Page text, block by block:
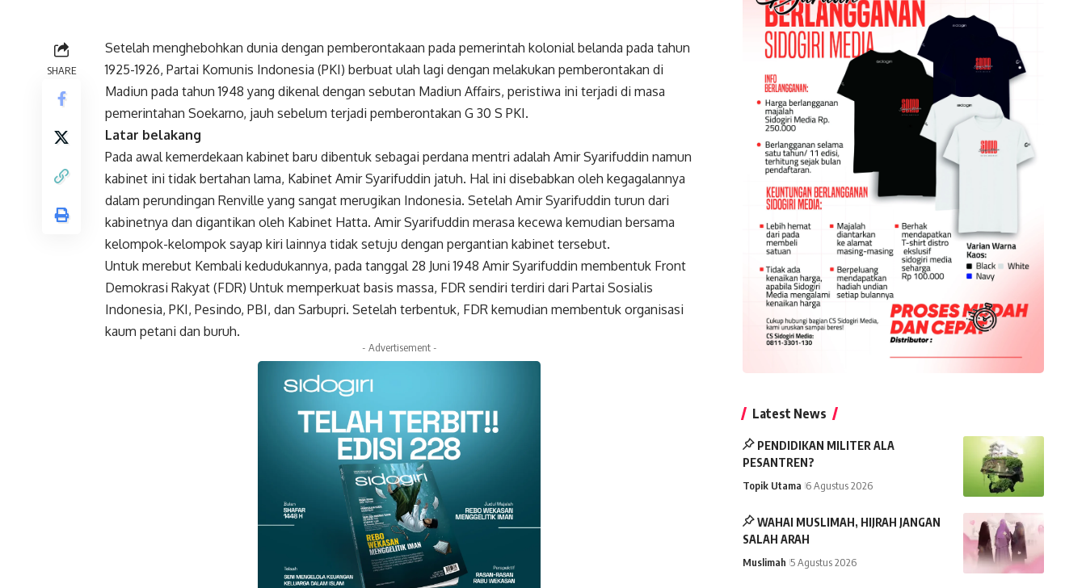
SHARE
Setelah menghebohkan dunia dengan pemberontakaan pada pemerintah kolonial belanda pada tahun
1925-1926, Partai Komunis Indonesia (PKI) berbuat ulah lagi dengan melakukan pemberontakan di
Madiun pada tahun 1948 yang dikenal dengan sebutan Madiun Affairs, peristiwa ini terjadi di masa
pemerintahan Soekarno, jauh sebelum terjadi pemberontakan G 30 S PKI.
Latar belakang
Pada awal kemerdekaan kabinet baru dibentuk sebagai perdana mentri adalah Amir Syarifuddin namun
kabinet ini tidak bertahan lama, Kabinet Amir Syarifuddin jatuh. Hal ini disebabkan oleh kegagalannya
dalam perundingan Renville yang sangat merugikan Indonesia. Setelah Amir Syarifuddin turun dari
kabinetnya dan digantikan oleh Kabinet Hatta. Amir Syarifuddin merasa kecewa kemudian bersama
kelompok-kelompok sayap kiri lainnya tidak setuju dengan pergantian kabinet tersebut.
Untuk merebut Kembali kedudukannya, pada tanggal 28 Juni 1948 Amir Syarifuddin membentuk Front
Demokrasi Rakyat (FDR) Untuk memperkuat basis massa, FDR sendiri terdiri dari Partai Sosialis
Indonesia, PKI, Pesindo, PBI, dan Sarbupri. Setelah terbentuk, FDR kemudian membentuk organisasi
kaum petani dan buruh.
- Advertisement -
Facebook
Gmail
Latest News
PENDIDIKAN MILITER ALA
PESANTREN?
Topik Utama 6 Agustus 2026
WAHAI MUSLIMAH, HIJRAH JANGAN
SALAH ARAH
Muslimah 5 Agustus 2026